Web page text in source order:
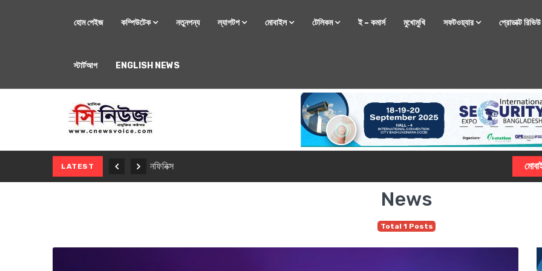
হোম পেইজ কম্পিউটেক নতুনপন্য ল্যাপটপ মোবাইল টেলিকম ই – কমার্স মুখোমুখি সফটওয়্যার প্রোডাক্ট রিভিউ
স্টার্টআপ ENGLISH NEWS
LATEST মোবাইল
News
Total 1 Posts